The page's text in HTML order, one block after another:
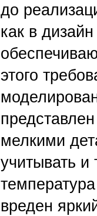
до
как в
этого
мелкими
учитывать
вреден